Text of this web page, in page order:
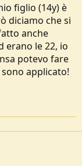
figlio (14y) è
diciamo che si
anche
erano le 22, io
potevo fare
applicato!